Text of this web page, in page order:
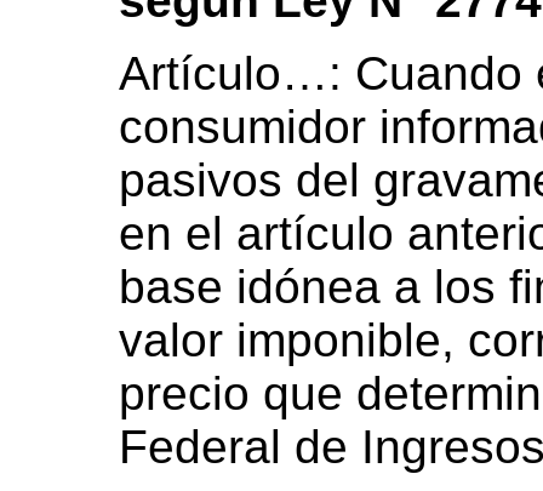
Artículo…: Cuando
consumidor
pasivos del
en el artículo
base idónea a los
valor imponible,
precio que
Federal de